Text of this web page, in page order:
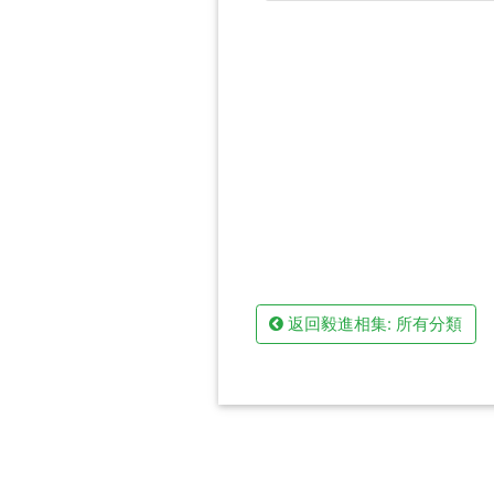
返回毅進相集: 所有分類